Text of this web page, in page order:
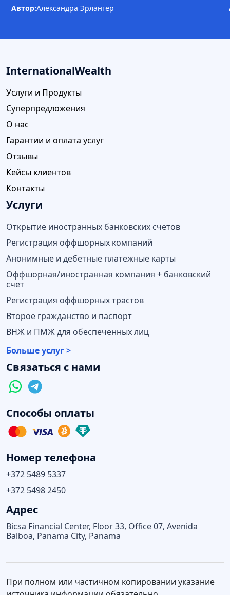
Автор:Александра Эрлангер
InternationalWealth
Услуги и Продукты
Суперпредложения
О нас
Гарантии и оплата услуг
Отзывы
Кейсы клиентов
Контакты
Услуги
Открытие иностранных банковских счетов
Регистрация оффшорных компаний
Анонимные и дебетные платежные карты
Оффшорная/иностранная компания + банковский
счет
Регистрация оффшорных трастов
Второе гражданство и паспорт
ВНЖ и ПМЖ для обеспеченных лиц
Больше услуг >
Связаться с нами
Способы оплаты
Номер телефона
+372 5489 5337
+372 5498 2450
Адрес
Bicsa Financial Center, Floor 33, Office 07, Avenida
Balboa, Panama City, Panama
При полном или частичном копировании указание